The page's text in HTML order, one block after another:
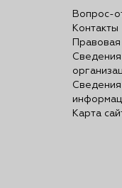
Вопрос-
Контакты
Карта